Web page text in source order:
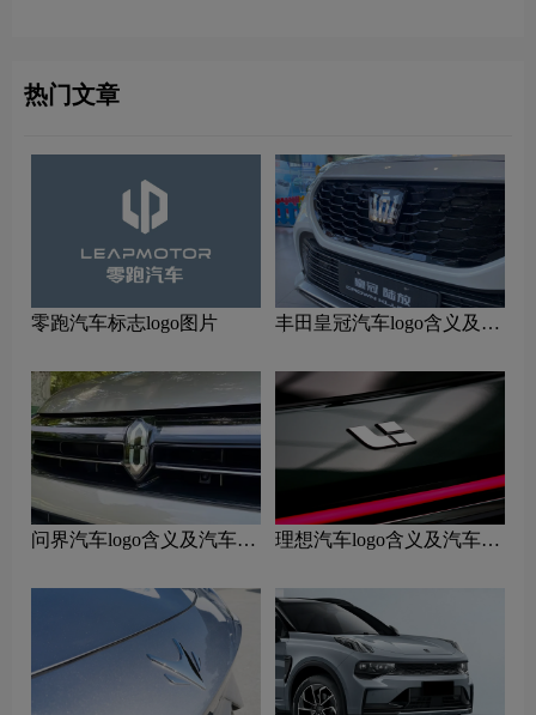
热门文章
零跑汽车标志logo图片
丰田皇冠汽车logo含义及汽
问界汽车logo含义及汽车品
理想汽车logo含义及汽车品